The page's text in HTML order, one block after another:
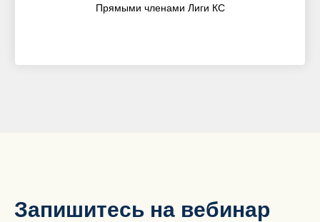
Прямыми членами Лиги КС
Запишитесь на вебинар